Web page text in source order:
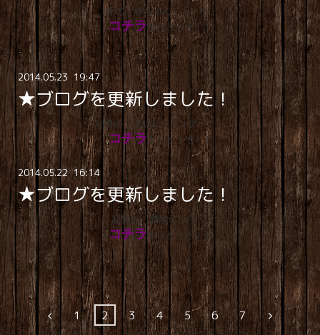
原の「赤ちゃん・・・!!」
コチラからどうぞ！！
2014.05.23 19:47
★ブログを更新しました！
刈男の「冷やしシャンプー！」
コチラからどうぞ！！
2014.05.22 16:14
★ブログを更新しました！
杉野の「満喫∩^ ω^∩」
コチラからどうぞ！！
1 2 3 4 5 6 7